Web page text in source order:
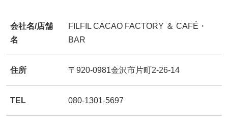
会社名/店舗
名
FILFIL CACAO FACTORY ＆ CAFÉ・
BAR
住所 〒920-0981金沢市片町2-26-14
TEL 080-1301-5697